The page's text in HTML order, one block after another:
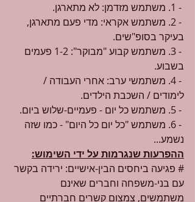
- 2. משתמש אקראי: מדי פעם מתארגן,
בעיקר בסופ"שים.
- 3. משתמש קבוע "מבוקר": 1-2 פעמים
בשבוע.
- 4. משתמשי ערב: אחרי העבודה /
לימודים / השכבת הילדים.
- 6. משתמש "כל יום כל היום" - כמו שזה
נשמע...
ההפרעות שנגרמות על ידי השימוש:
# פגיעה ביחסים הבין-אישיים: ירידה בקשר
עם בני-משפחה וחברים שאינם
משתמשים, צמצום קשרים חברתיים